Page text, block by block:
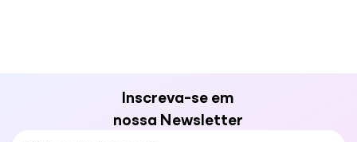
Inscreva-se em
nossa Newsletter